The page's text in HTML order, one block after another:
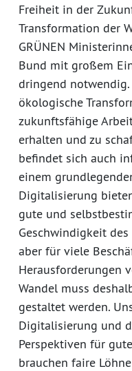
Freiheit in der
Transformation der
GRÜNEN
Bund mit großem
dringend
ökologische
zukunftsfähige
erhalten und zu
befindet sich auch
einem
Digitalisierung
gute und
Geschwindigkeit
aber für viele
Herausforderungen
Wandel muss
gestaltet werden.
Digitalisierung und
Perspektiven für
brauchen faire